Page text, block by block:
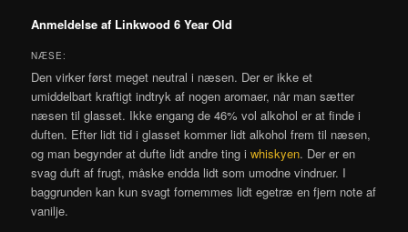
Anmeldelse af Linkwood 6 Year Old
NÆSE:
Den virker først meget neutral i næsen. Der er ikke et
umiddelbart kraftigt indtryk af nogen aromaer, når man sætter
næsen til glasset. Ikke engang de 46% vol alkohol er at finde i
duften. Efter lidt tid i glasset kommer lidt alkohol frem til næsen,
og man begynder at dufte lidt andre ting iwhiskyen. Der er en
svag duft af frugt, måske endda lidt som umodne vindruer. I
baggrunden kan kun svagt fornemmes lidt egetræ en fjern note af
vanilje.